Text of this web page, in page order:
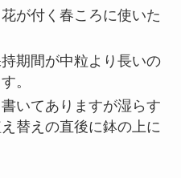
が付く春ころに使いた
期間が中粒より長いの
。
いてありますが湿らす
替えの直後に鉢の上に